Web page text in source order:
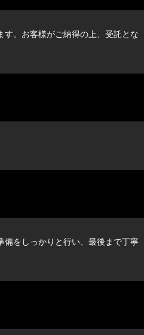
す。お客様がご納得の上、受託とな
備をしっかりと行い、最後まで丁寧